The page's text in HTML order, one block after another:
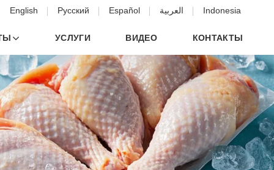
English Русский Español العربية Indonesia
УСЛУГИ ВИДЕО КОНТАКТЫ